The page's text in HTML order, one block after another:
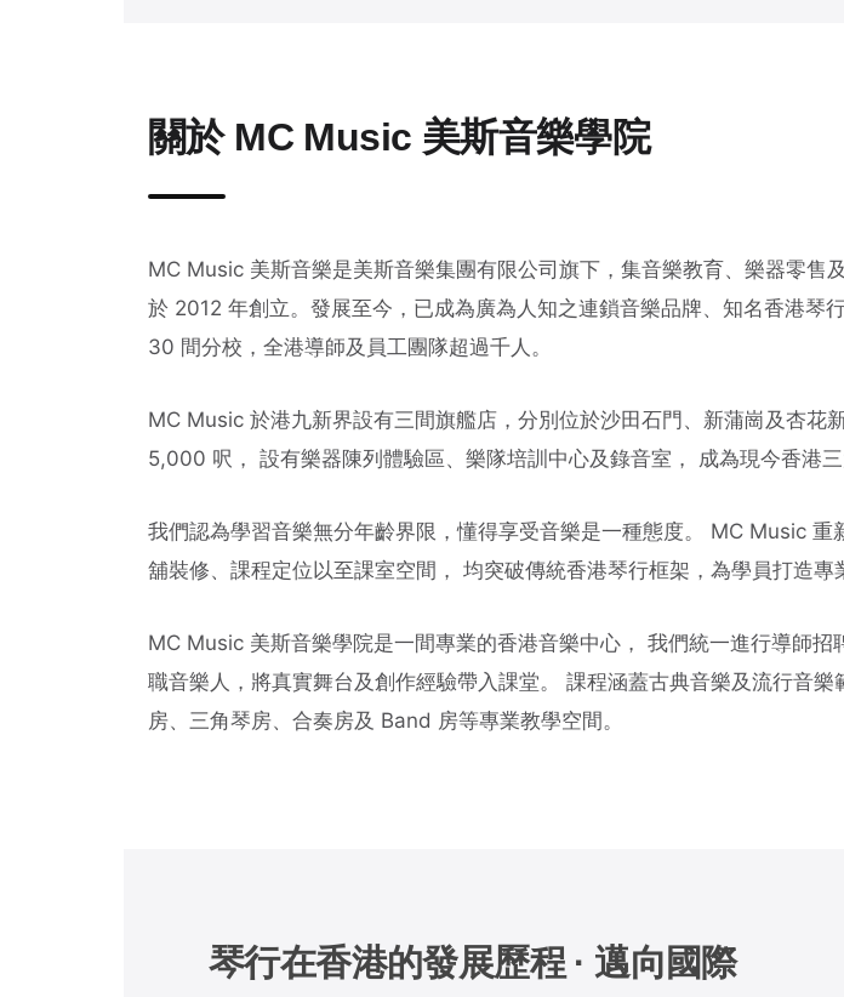
關於 MC Music 美斯音樂學院
MC Music 美斯音樂是美斯音樂集團有限公司旗下，集音樂教育、樂器零售
於 2012 年創立。發展至今，已成為廣為人知之連鎖音樂品牌、知名香港琴
30 間分校，全港導師及員工團隊超過千人。
MC Music 於港九新界設有三間旗艦店，分別位於沙田石門、新蒲崗及杏花
5,000 呎， 設有樂器陳列體驗區、樂隊培訓中心及錄音室， 成為現今香港
我們認為學習音樂無分年齡界限，懂得享受音樂是一種態度。 MC Music
舖裝修、課程定位以至課室空間， 均突破傳統香港琴行框架，為學員打造專
MC Music 美斯音樂學院是一間專業的香港音樂中心， 我們統一進行導師
職音樂人，將真實舞台及創作經驗帶入課堂。 課程涵蓋古典音樂及流行音
房、三角琴房、合奏房及 Band 房等專業教學空間。
琴行在香港的發展歷程 · 邁向國際